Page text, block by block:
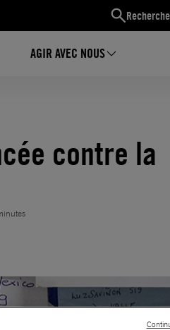
AGIR AVEC NOUS
contre la